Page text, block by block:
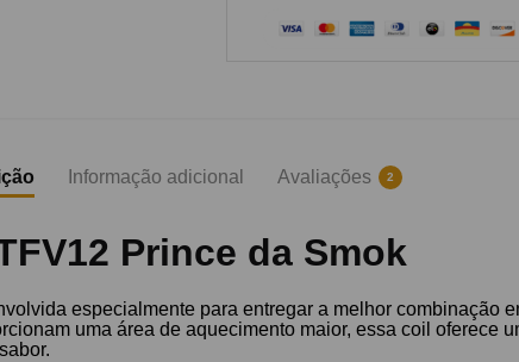
Informação adicional Avaliações 2
Prince da Smok
especialmente para entregar a melhor combinação
uma área de aquecimento maior, essa coil oferece